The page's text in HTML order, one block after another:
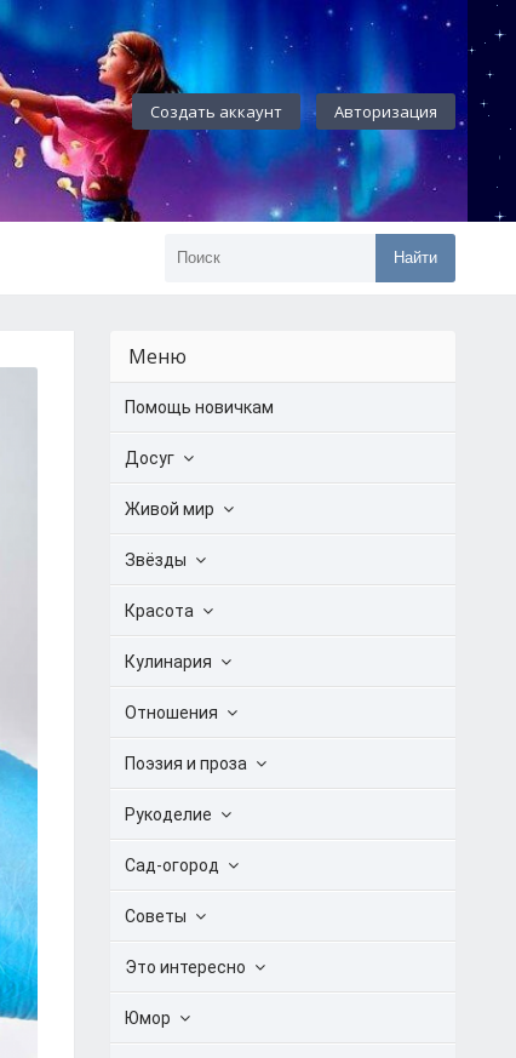
Создать аккаунт Авторизация
Найти
Меню
Помощь новичкам
Досуг
Живой мир
Звёзды
Красота
Кулинария
Отношения
Поэзия и проза
Рукоделие
Сад-огород
Советы
Это интересно
Юмор